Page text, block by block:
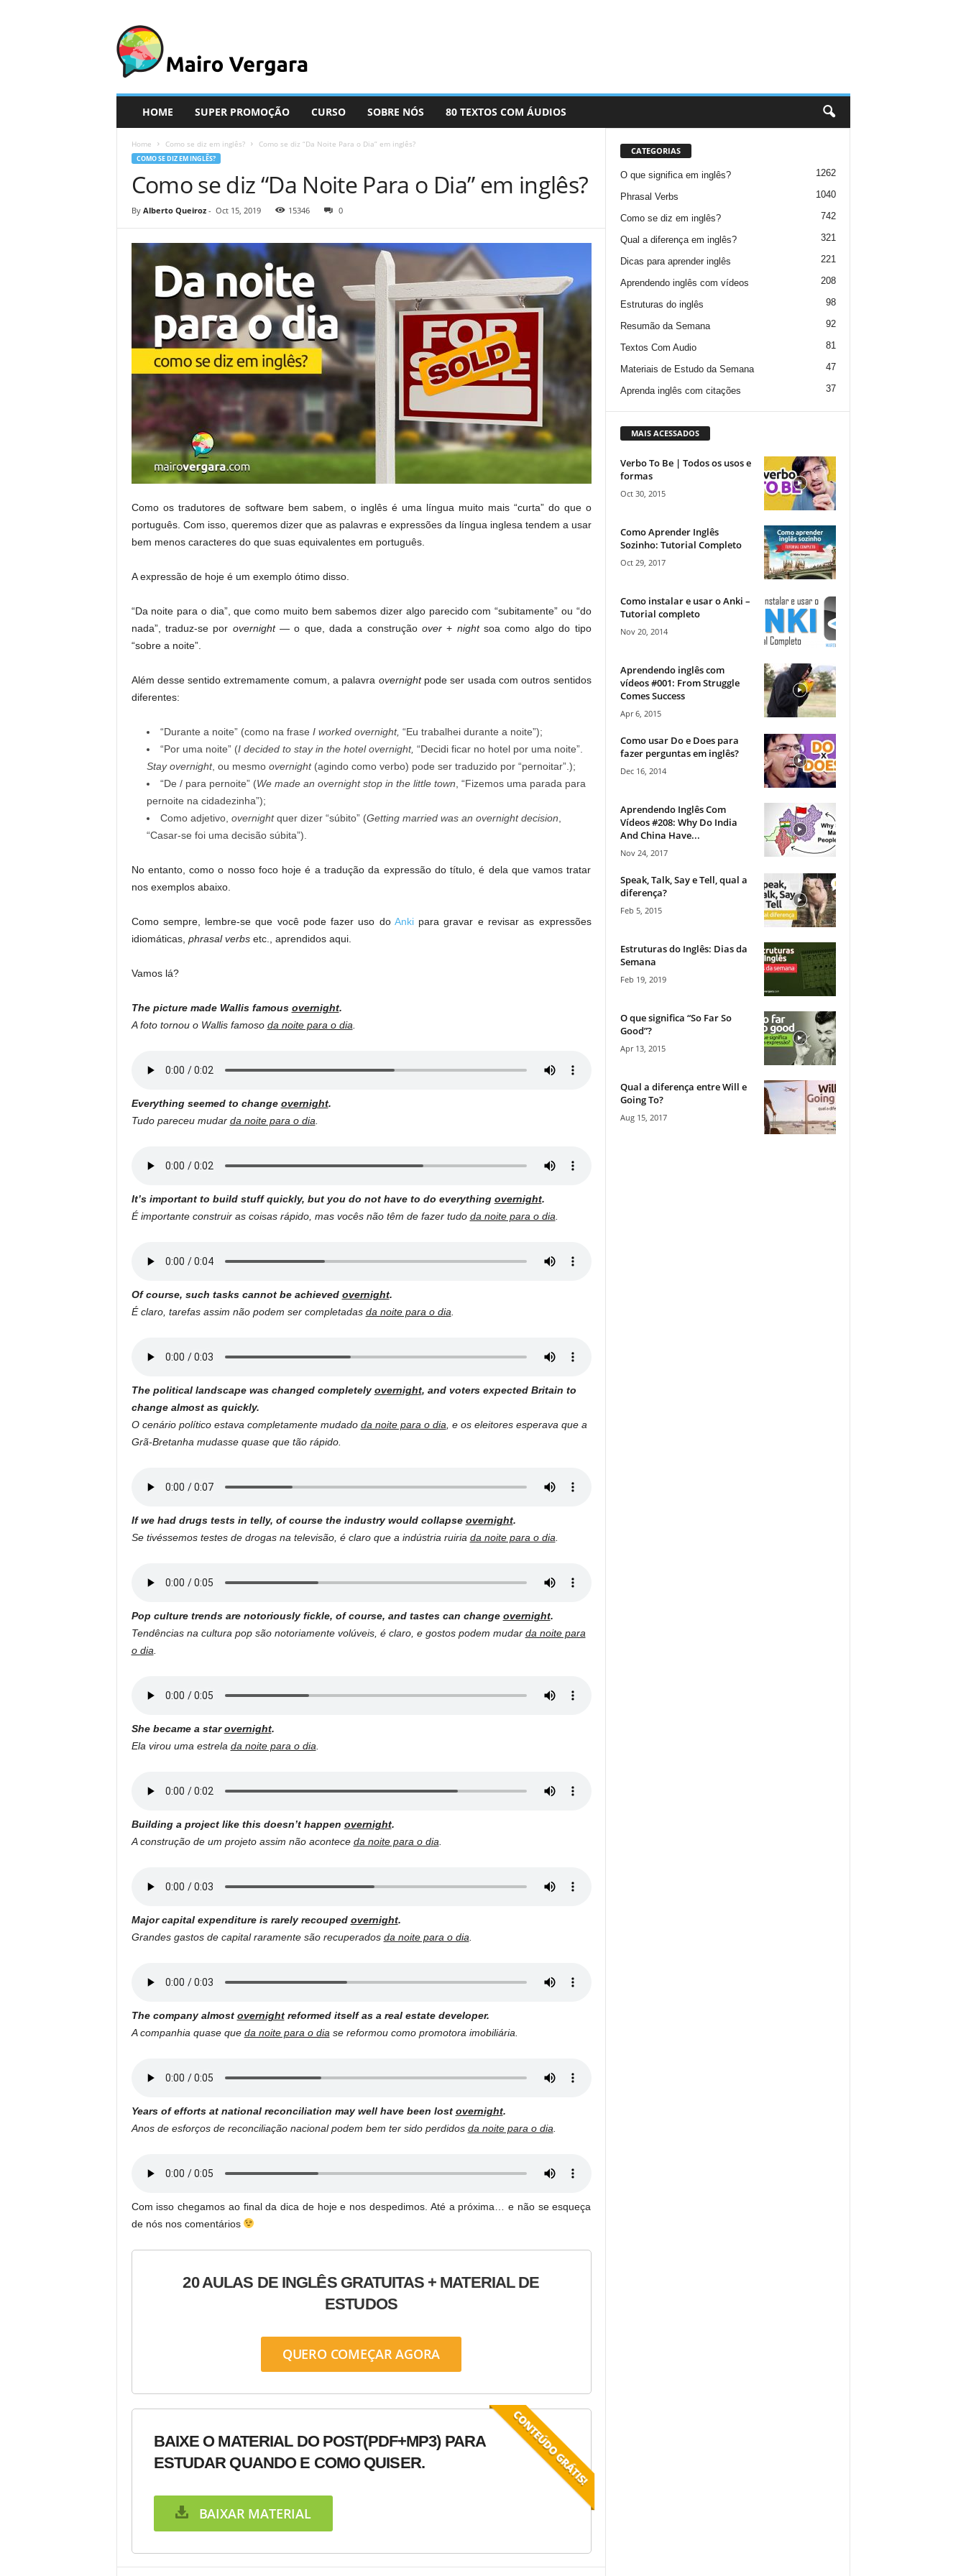
i
r
HOME SUPER PROMOÇÃO CURSO SOBRE NÓS 80 TEXTOS COM ÁUDIOS
Home Como se diz em inglês? Como se diz “Da Noite Para o Dia” em inglês?
COMO SE DIZ EM INGLÊS?
Como se diz “Da Noite Para o Dia” em inglês?
By Alberto Queiroz- Oct 15, 2019 15346 0
Como os tradutores de software bem sabem, o inglês é uma língua muito mais “curta” do que o
português. Com isso, queremos dizer que as palavras e expressões da língua inglesa tendem a usar
bem menos caracteres do que suas equivalentes em português.
A expressão de hoje é um exemplo ótimo disso.
“Da noite para o dia”, que como muito bem sabemos dizer algo parecido com “subitamente” ou “do
nada”, traduz-se por overnight— o que, dada a construçãoover + nightsoa como algo do tipo
“sobre a noite”.
Além desse sentido extremamente comum, a palavra overnightpode ser usada com outros sentidos
diferentes:
“Durante a noite” (como na frase I worked overnight, “Eu trabalhei durante a noite”);
“Por uma noite” (I decided to stay in the hotel overnight, “Decidi ficar no hotel por uma noite”.
Stay overnight, ou mesmo overnight(agindo como verbo) pode ser traduzido por “pernoitar”.);
“De / para pernoite” (We made an overnight stop in the little town , “Fizemos uma parada para
pernoite na cidadezinha”);
Como adjetivo, overnightquer dizer “súbito” (Getting married was an overnight decision
“Casar-se foi uma decisão súbita”).
No entanto, como o nosso foco hoje é a tradução da expressão do título, é dela que vamos tratar
nos exemplos abaixo.
Como sempre, lembre-se que você pode fazer uso do Ankipara gravar e revisar as expressões
idiomáticas, phrasal verbsetc., aprendidos aqui.
Vamos lá?
The picture made Wallis famous overnight.
A foto tornou o Wallis famoso da noite para o dia
Everything seemed to change overnight.
Tudo pareceu mudar da noite para o dia
It’s important to build stuff quickly, but you do not have to do everything overnight.
É importante construir as coisas rápido, mas vocês não têm de fazer tudo da noite para o dia
Of course, such tasks cannot be achieved overnight.
É claro, tarefas assim não podem ser completadas da noite para o dia
The political landscape was changed completely overnight, and voters expected Britain to
change almost as quickly.
O cenário político estava completamente mudado da noite para o dia , e os eleitores esperava que a
Grã-Bretanha mudasse quase que tão rápido.
If we had drugs tests in telly, of course the industry would collapse overnight.
Se tivéssemos testes de drogas na televisão, é claro que a indústria ruiria da noite para o dia
Pop culture trends are notoriously fickle, of course, and tastes can change overnight.
Tendências na cultura pop são notoriamente volúveis, é claro, e gostos podem mudar da noite para
o dia
She became a starovernight.
Ela virou uma estrela da noite para o dia
Building a project like this doesn’t happen overnight.
A construção de um projeto assim não acontece da noite para o dia
Major capital expenditure is rarely recouped overnight.
Grandes gastos de capital raramente são recuperados da noite para o dia
The company almost overnightreformed itself as a real estate developer.
A companhia quase que da noite para o dia se reformou como promotora imobiliária.
Years of efforts at national reconciliation may well have been lost overnight.
Anos de esforços de reconciliação nacional podem bem ter sido perdidos da noite para o dia
Com isso chegamos ao final da dica de hoje e nos despedimos. Até a próxima… e não se esqueça
de nós nos comentários
20 AULAS DE INGLÊS GRATUITAS + MATERIAL DE
ESTUDOS
QUERO COMEÇAR AGORA
BAIXE O MATERIAL DO POST(PDF+MP3) PARA
ESTUDAR QUANDO E COMO QUISER.
BAIXAR MATERIAL
CATEGORIAS
O que significa em inglês? 1262
Phrasal Verbs 1040
Como se diz em inglês? 742
Qual a diferença em inglês? 321
Dicas para aprender inglês 221
Aprendendo inglês com vídeos 208
Estruturas do inglês 98
Resumão da Semana 92
Textos Com Audio 81
Materiais de Estudo da Semana 47
Aprenda inglês com citações 37
MAIS ACESSADOS
Verbo To Be | Todos os usos e
formas
Oct 30, 2015
Como Aprender Inglês
Sozinho: Tutorial Completo
Oct 29, 2017
Como instalar e usar o Anki –
Tutorial completo
Nov 20, 2014
Aprendendo inglês com
vídeos #001: From Struggle
Comes Success
Apr 6, 2015
Como usar Do e Does para
fazer perguntas em inglês?
Dec 16, 2014
Aprendendo Inglês Com
Vídeos #208: Why Do India
And China Have...
Nov 24, 2017
Speak, Talk, Say e Tell, qual a
diferença?
Feb 5, 2015
Estruturas do Inglês: Dias da
Semana
Feb 19, 2019
O que significa “So Far So
Good”?
Apr 13, 2015
Qual a diferença entre Will e
Going To?
Aug 15, 2017